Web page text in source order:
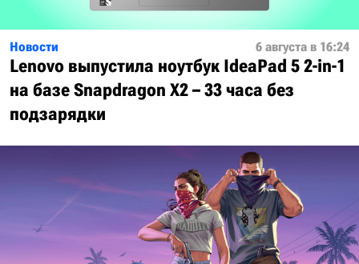
Новости 6 августа в 16:24
Lenovo выпустила ноутбук IdeaPad 5 2-in-1
на базе Snapdragon X2 – 33 часа без
подзарядки